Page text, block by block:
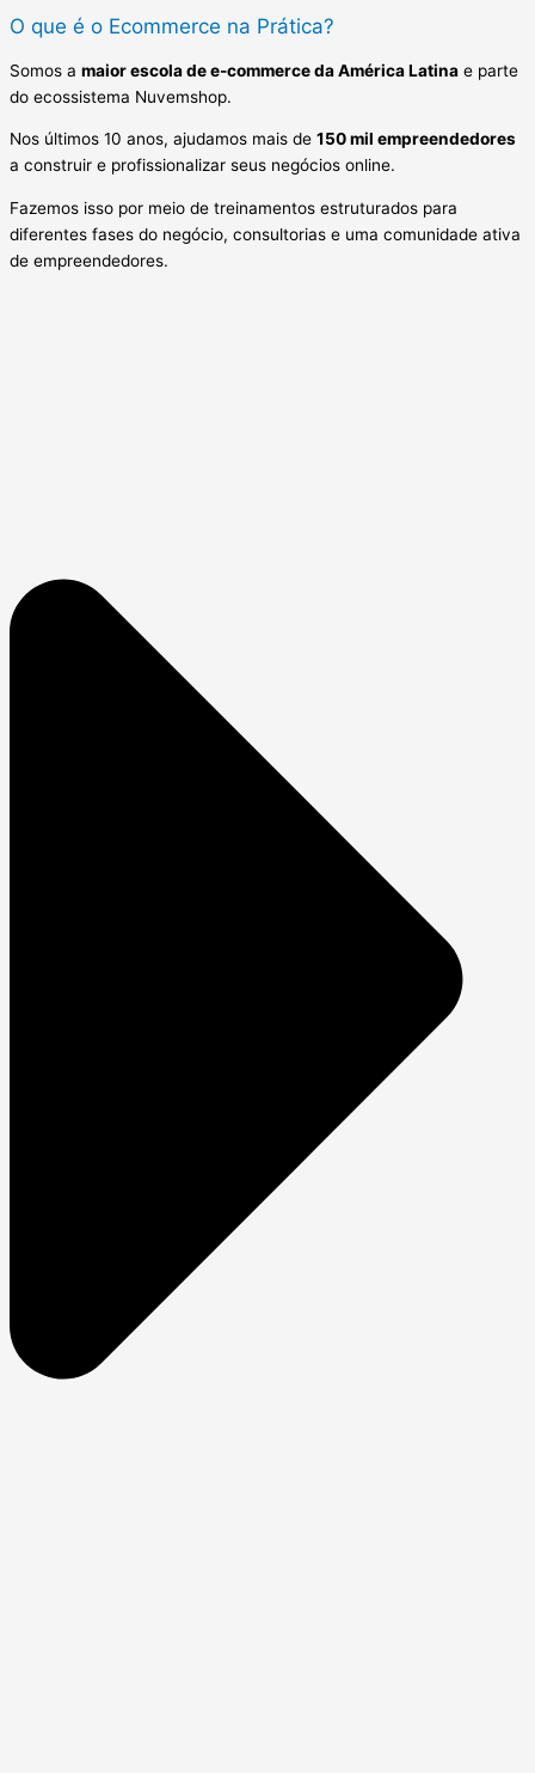
O que é o Ecommerce na Prática?
Somos a maior escola de e-commerce da América Latina e parte
do ecossistema Nuvemshop.
Nos últimos 10 anos, ajudamos mais de 150 mil empreendedores
a construir e profissionalizar seus negócios online.
Fazemos isso por meio de treinamentos estruturados para
diferentes fases do negócio, consultorias e uma comunidade ativa
de empreendedores.